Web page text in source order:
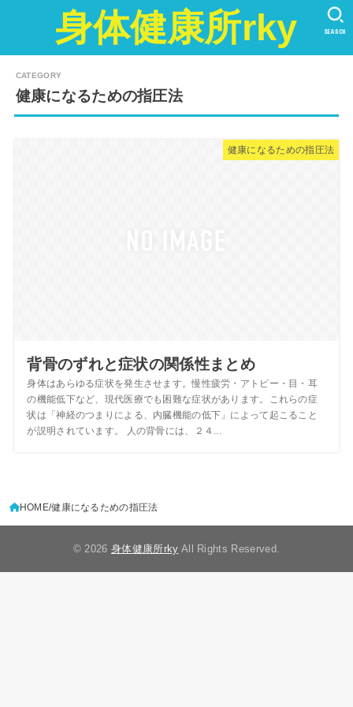
身体健康所rky SEARCH
健康になるための指圧法
健康になるための指圧法
背骨のずれと症状の関係性まとめ
身体はあらゆる症状を発生させます。慢性疲労・アトピー・目・耳
の機能低下など、現代医療でも困難な症状があります。これらの症
状は「神経のつまりによる、内臓機能の低下」によって起こること
が説明されています。 人の背骨には、２４...
HOME 健康になるための指圧法
© 2026 身体健康所rky All Rights Reserved.